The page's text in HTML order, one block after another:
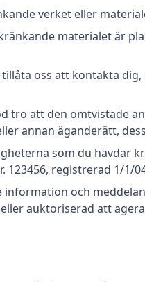
verket eller
materialet är
oss att kontakta dig,
tro att den omtvistade
annan äganderätt,
som du hävdar
123456, registrerad 1/1/
information och
auktoriserad att